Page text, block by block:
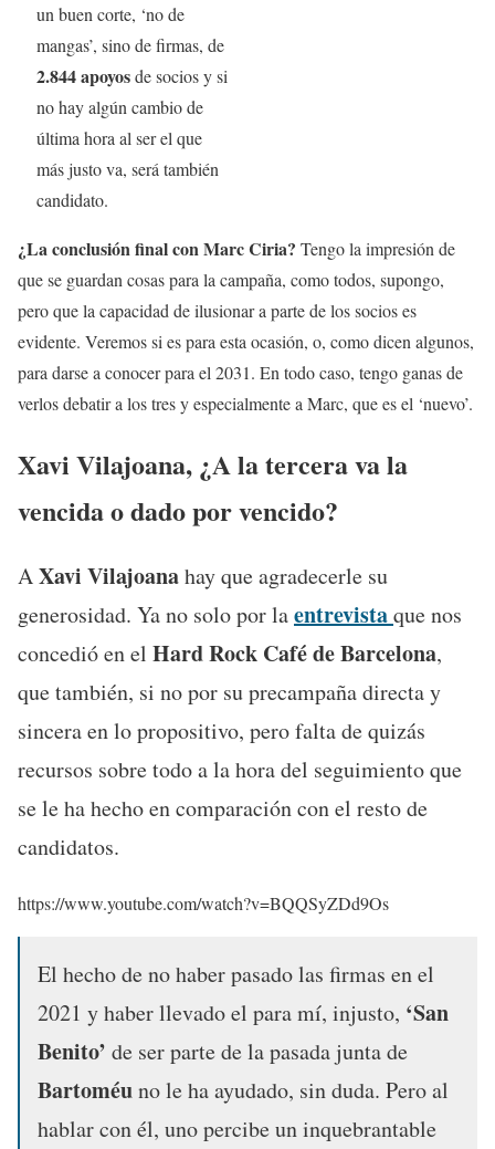
un buen corte, ‘no de
mangas’, sino de firmas, de
2.844 apoyosde socios y si
no hay algún cambio de
última hora al ser el que
más justo va, será también
candidato.
¿La conclusión final con Marc Ciria? Tengo la impresión de
que se guardan cosas para la campaña, como todos, supongo,
pero que la capacidad de ilusionar a parte de los socios es
evidente. Veremos si es para esta ocasión, o, como dicen algunos,
para darse a conocer para el 2031. En todo caso, tengo ganas de
verlos debatir a los tres y especialmente a Marc, que es el ‘nuevo’.
Xavi Vilajoana, ¿A la tercera va la
vencida o dado por vencido?
AXavi Vilajoanahay que agradecerle su
generosidad. Ya no solo por laentrevistaque nos
concedió en el Hard Rock Café de Barcelona,
que también, si no por su precampaña directa y
sincera en lo propositivo, pero falta de quizás
recursos sobre todo a la hora del seguimiento que
se le ha hecho en comparación con el resto de
candidatos.
https://www.youtube.com/watch?v=BQQSyZDd9Os
El hecho de no haber pasado las firmas en el
2021 y haber llevado el para mí, injusto, ‘San
Benito’ de ser parte de la pasada junta de
Bartoméuno le ha ayudado, sin duda. Pero al
hablar con él, uno percibe un inquebrantable